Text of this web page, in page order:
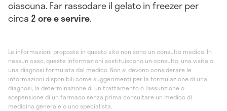
ciascuna. Far rassodare il gelato in freezer per
circa 2 ore e servire.
Le informazioni proposte in questo sito non sono un consulto medico. In
nessun caso, queste informazioni sostituiscono un consulto, una visita o
una diagnosi formulata dal medico. Non si devono considerare le
informazioni disponibili come suggerimenti per la formulazione di una
diagnosi, la determinazione di un trattamento o l’assunzione o
sospensione di un farmaco senza prima consultare un medico di
medicina generale o uno specialista.